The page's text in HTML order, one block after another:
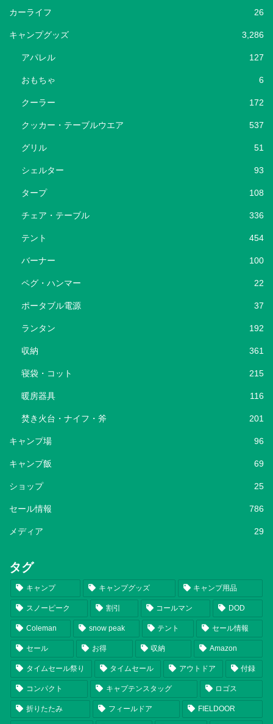
カーライフ 26
キャンプグッズ 3,286
アパレル 127
おもちゃ 6
クーラー 172
クッカー・テーブルウエア 537
グリル 51
シェルター 93
タープ 108
チェア・テーブル 336
テント 454
バーナー 100
ペグ・ハンマー 22
ポータブル電源 37
ランタン 192
収納 361
寝袋・コット 215
暖房器具 116
焚き火台・ナイフ・斧 201
キャンプ場 96
キャンプ飯 69
ショップ 25
セール情報 786
メディア 29
タグ
キャンプ キャンプグッズ キャンプ用品
スノーピーク 割引 コールマン DOD
Coleman snow peak テント セール情報
セール お得 収納 Amazon
タイムセール祭り タイムセール アウトドア 付録
コンパクト キャプテンスタッグ ロゴス
折りたたみ フィールドア FIELDOOR